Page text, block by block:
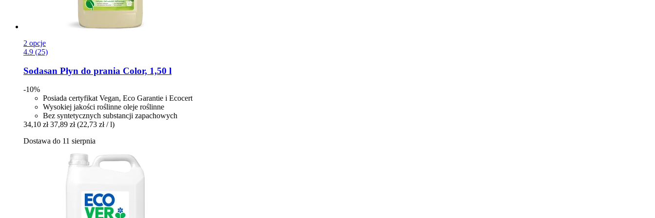
2 opcje
4.9 (25)
Sodasan Płyn do prania Color, 1,50 l
-10%
Posiada certyfikat Vegan, Eco Garantie i Ecocert
Wysokiej jakości roślinne oleje roślinne
Bez syntetycznych substancji zapachowych
34,10 zł 37,89 zł (22,73 zł / l)
Dostawa do 11 sierpnia